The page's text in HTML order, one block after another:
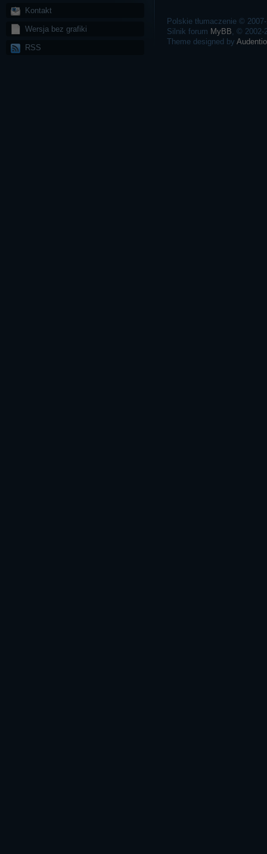
Kontakt
Wersja bez grafiki
RSS
Polskie tłumaczenie ©
Silnik forum MyBB , ©
Theme designed by